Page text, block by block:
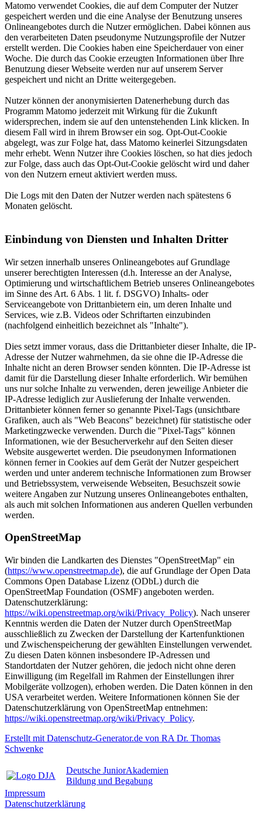
Matomo verwendet Cookies, die auf dem Computer der Nutzer
gespeichert werden und die eine Analyse der Benutzung unseres
Onlineangebotes durch die Nutzer ermöglichen. Dabei können aus
den verarbeiteten Daten pseudonyme Nutzungsprofile der Nutzer
erstellt werden. Die Cookies haben eine Speicherdauer von einer
Woche. Die durch das Cookie erzeugten Informationen über Ihre
Benutzung dieser Webseite werden nur auf unserem Server
gespeichert und nicht an Dritte weitergegeben.
Nutzer können der anonymisierten Datenerhebung durch das
Programm Matomo jederzeit mit Wirkung für die Zukunft
widersprechen, indem sie auf den untenstehenden Link klicken. In
diesem Fall wird in ihrem Browser ein sog. Opt-Out-Cookie
abgelegt, was zur Folge hat, dass Matomo keinerlei Sitzungsdaten
mehr erhebt. Wenn Nutzer ihre Cookies löschen, so hat dies jedoch
zur Folge, dass auch das Opt-Out-Cookie gelöscht wird und daher
von den Nutzern erneut aktiviert werden muss.
Die Logs mit den Daten der Nutzer werden nach spätestens 6
Monaten gelöscht.
Einbindung von Diensten und Inhalten Dritter
Wir setzen innerhalb unseres Onlineangebotes auf Grundlage
unserer berechtigten Interessen (d.h. Interesse an der Analyse,
Optimierung und wirtschaftlichem Betrieb unseres Onlineangebotes
im Sinne des Art. 6 Abs. 1 lit. f. DSGVO) Inhalts- oder
Serviceangebote von Drittanbietern ein, um deren Inhalte und
Services, wie z.B. Videos oder Schriftarten einzubinden
(nachfolgend einheitlich bezeichnet als "Inhalte").
Dies setzt immer voraus, dass die Drittanbieter dieser Inhalte, die IP-
Adresse der Nutzer wahrnehmen, da sie ohne die IP-Adresse die
Inhalte nicht an deren Browser senden könnten. Die IP-Adresse ist
damit für die Darstellung dieser Inhalte erforderlich. Wir bemühen
uns nur solche Inhalte zu verwenden, deren jeweilige Anbieter die
IP-Adresse lediglich zur Auslieferung der Inhalte verwenden.
Drittanbieter können ferner so genannte Pixel-Tags (unsichtbare
Grafiken, auch als "Web Beacons" bezeichnet) für statistische oder
Marketingzwecke verwenden. Durch die "Pixel-Tags" können
Informationen, wie der Besucherverkehr auf den Seiten dieser
Website ausgewertet werden. Die pseudonymen Informationen
können ferner in Cookies auf dem Gerät der Nutzer gespeichert
werden und unter anderem technische Informationen zum Browser
und Betriebssystem, verweisende Webseiten, Besuchszeit sowie
weitere Angaben zur Nutzung unseres Onlineangebotes enthalten,
als auch mit solchen Informationen aus anderen Quellen verbunden
werden.
OpenStreetMap
Wir binden die Landkarten des Dienstes "OpenStreetMap" ein
(https://www.openstreetmap.de), die auf Grundlage der Open Data
Commons Open Database Lizenz (ODbL) durch die
OpenStreetMap Foundation (OSMF) angeboten werden.
Datenschutzerklärung:
https://wiki.openstreetmap.org/wiki/Privacy_Policy). Nach unserer
Kenntnis werden die Daten der Nutzer durch OpenStreetMap
ausschließlich zu Zwecken der Darstellung der Kartenfunktionen
und Zwischenspeicherung der gewählten Einstellungen verwendet.
Zu diesen Daten können insbesondere IP-Adressen und
Standortdaten der Nutzer gehören, die jedoch nicht ohne deren
Einwilligung (im Regelfall im Rahmen der Einstellungen ihrer
Mobilgeräte vollzogen), erhoben werden. Die Daten können in den
USA verarbeitet werden. Weitere Informationen können Sie der
Datenschutzerklärung von OpenStreetMap entnehmen:
https://wiki.openstreetmap.org/wiki/Privacy_Policy.
Erstellt mit Datenschutz-Generator.de von RA Dr. Thomas
Schwenke
Deutsche JuniorAkademien
Bildung und Begabung
Impressum
Datenschutzerklärung